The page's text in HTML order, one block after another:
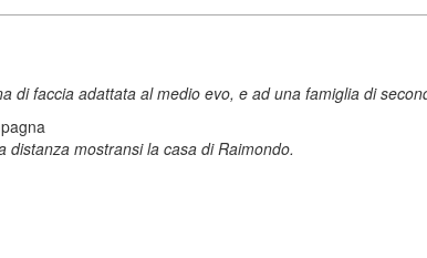
di faccia adattata al medio evo, e ad una famiglia di
distanza mostransi la casa di Raimondo.